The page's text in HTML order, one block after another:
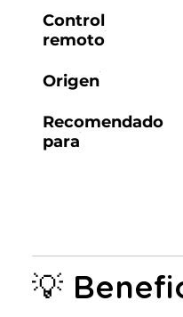
Control
remoto
Origen
Recomendado
para
💡